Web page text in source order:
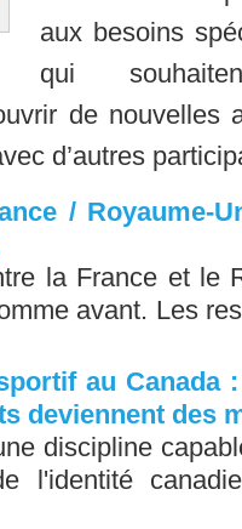
aux besoins
qui
de nouvelles
d’autres
/ Royaume-
la France et le
avant. Les
au Canada
deviennent des
discipline
l'identité